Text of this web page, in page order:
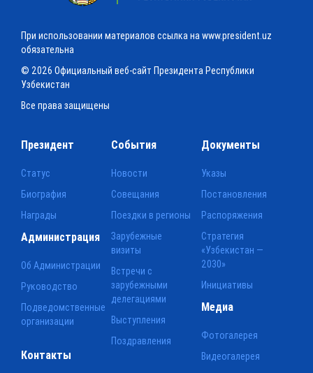
При использовании материалов ссылка на www.president.uz
обязательна
© 2026 Официальный веб-сайт Президента Республики
Узбекистан
Все права защищены
Президент
Статус
Биография
Награды
События
Новости
Совещания
Поездки в регионы
Зарубежные
визиты
Встречи с
зарубежными
делегациями
Выступления
Поздравления
Документы
Указы
Постановления
Распоряжения
Стратегия
«Узбекистан —
2030»
Инициативы
Администрация
Об Администрации
Руководство
Подведомственные
организации
Медиа
Фотогалерея
Видеогалерея
Контакты